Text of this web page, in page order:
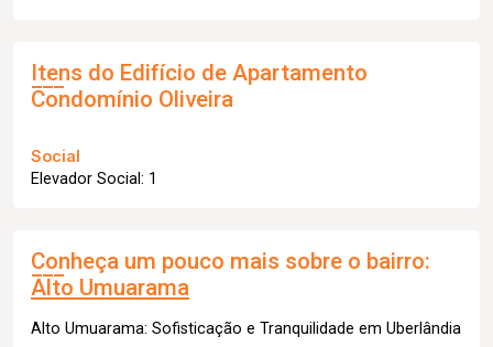
Itens do Edifício de Apartamento
Condomínio Oliveira
Social
Elevador Social: 1
Conheça um pouco mais sobre o bairro:
Alto Umuarama
Alto Umuarama: Sofisticação e Tranquilidade em Uberlândia